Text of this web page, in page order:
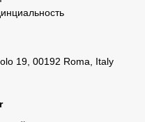
19, 00192 Roma, Italy